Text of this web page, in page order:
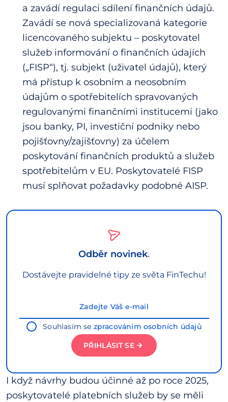
a zavádí regulaci sdílení finančních údajů.
Zavádí se nová specializovaná kategorie
licencovaného subjektu – poskytovatel
služeb informování o finančních údajích
(„FISP“), tj. subjekt (uživatel údajů), který
má přístup k osobním a neosobním
údajům o spotřebitelích spravovaných
regulovanými finančními institucemi (jako
jsou banky, PI, investiční podniky nebo
pojišťovny/zajišťovny) za účelem
poskytování finančních produktů a služeb
spotřebitelům v EU. Poskytovatelé FISP
musí splňovat požadavky podobné AISP.
Odběr novinek
Dostávejte pravidelné tipy ze světa FinTechu!
Souhlasím se zpracováním osobních údajů
PŘIHLÁSIT SE
I když návrhy budou účinné až po roce 2025,
poskytovatelé platebních služeb by se měli